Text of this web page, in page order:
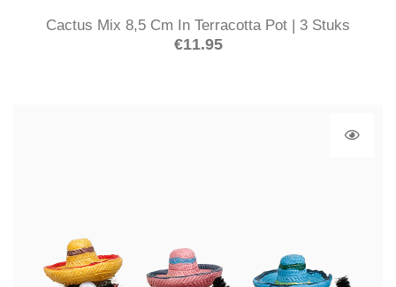
Cactus Mix 8,5 Cm In Terracotta Pot | 3 Stuks
€11.95